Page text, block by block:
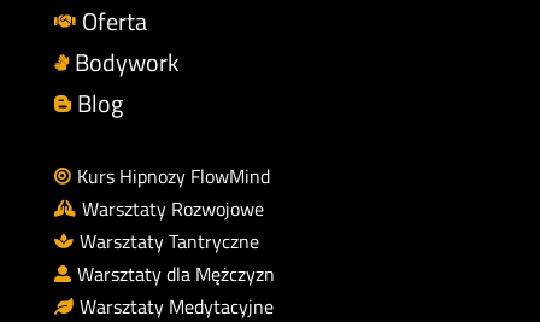
 Oferta
 Bodywork
 Blog
 Kurs Hipnozy FlowMind
 Warsztaty Rozwojowe
 Warsztaty Tantryczne
 Warsztaty dla Mężczyzn
 Warsztaty Medytacyjne